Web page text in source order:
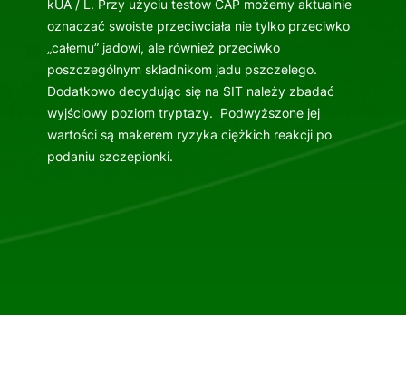
kUA / L. Przy użyciu testów CAP możemy aktualnie
oznaczać swoiste przeciwciała nie tylko przeciwko
„całemu” jadowi, ale również przeciwko
poszczególnym składnikom jadu pszczelego.
Dodatkowo decydując się na SIT należy zbadać
wyjściowy poziom tryptazy. Podwyższone jej
wartości są makerem ryzyka ciężkich reakcji po
podaniu szczepionki.